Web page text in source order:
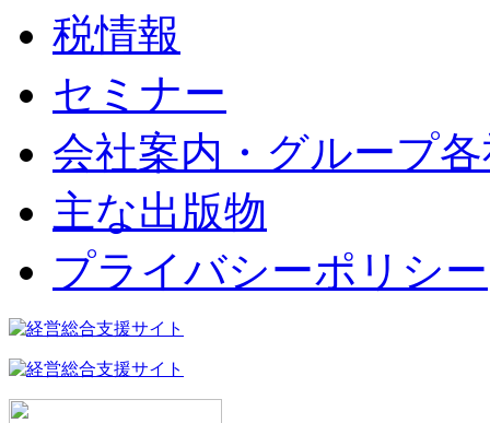
税情報
セミナー
会社案内・グループ
主な出版物
プライバシーポリシー